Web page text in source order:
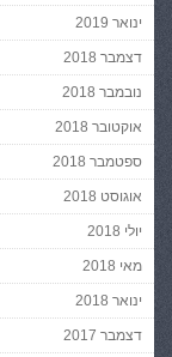
ינואר 2019
דצמבר 2018
נובמבר 2018
אוקטובר 2018
ספטמבר 2018
אוגוסט 2018
יולי 2018
מאי 2018
ינואר 2018
דצמבר 2017